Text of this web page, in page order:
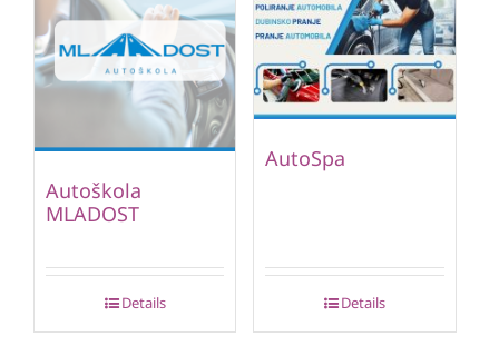
Autoškola
MLADOST
Details
AutoSpa
Details